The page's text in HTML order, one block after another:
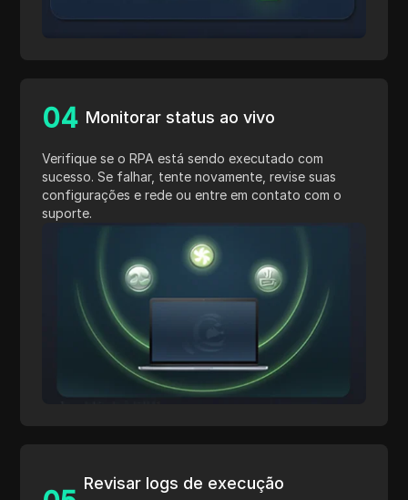
04 Monitorar status ao vivo
Verifique se o RPA está sendo executado com
sucesso. Se falhar, tente novamente, revise suas
configurações e rede ou entre em contato com o
suporte.
Revisar logs de execução